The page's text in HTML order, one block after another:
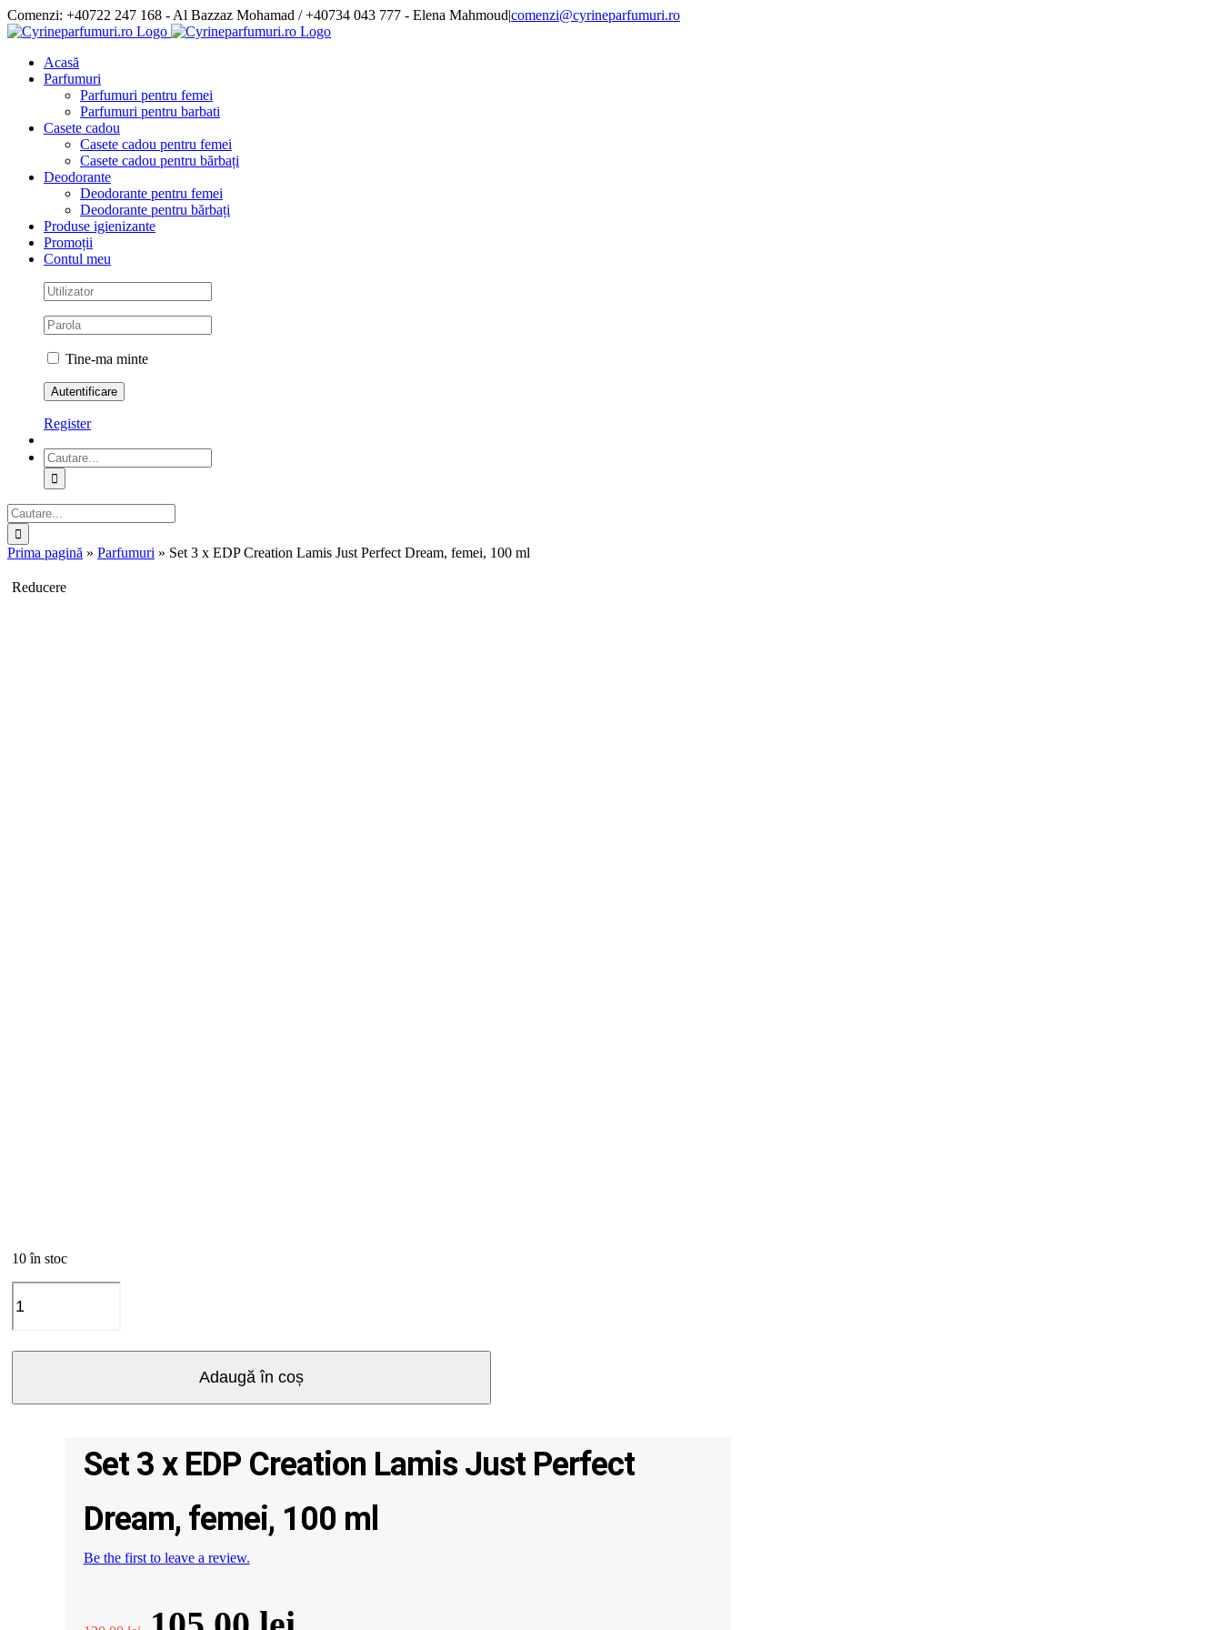
Skip
to
Comenzi: +40722 247 168 - Al Bazzaz Mohamad / +40734 043 777 - Elena Mahmoud|comenzi@cyrineparfumuri.ro
Facebook
Acasă
Parfumuri
Parfumuri pentru femei
Parfumuri pentru barbati
Casete cadou
Casete cadou pentru femei
Casete cadou pentru bărbați
Deodorante
Deodorante pentru femei
Deodorante pentru bărbați
Produse igienizante
Promoții
Contul meu
Tine-ma minte
Register
Cautare...
Cautare...
Prima pagină » Parfumuri » Set 3 x EDP Creation Lamis Just Perfect Dream, femei, 100 ml
Reducere
10 în stoc
Set
3
x
Lamis
Adaugă în coș
Set 3 x EDP Creation Lamis Just Perfect
Dream, femei, 100 ml
Be the first to leave a review.